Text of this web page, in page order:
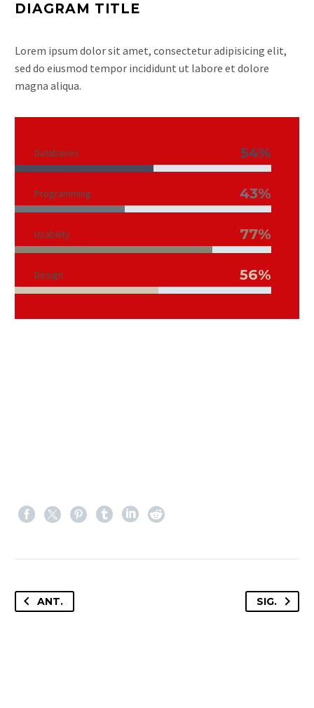
DIAGRAM TITLE
Lorem ipsum dolor sit amet, consectetur adipisicing elit,
sed do eiusmod tempor incididunt ut labore et dolore
magna aliqua.
Databases 54%
Programming 43%
Usability 77%
Design 56%
ANT. SIG.